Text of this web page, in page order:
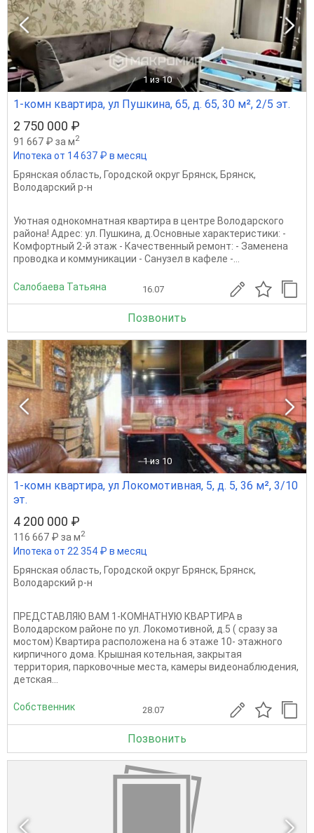
1 из 10
1-комн квартира, ул Пушкина, 65, д. 65, 30 м², 2/5 эт.
2 750 000 ₽
91 667 ₽ за м2
Ипотека от 14 637 ₽ в месяц
Брянская область, Городской округ Брянск, Брянск,
Володарский р-н
Уютная однокомнатная квартира в центре Володарского
района! Адрес: ул. Пушкина, д.Основные характеристики: -
Комфортный 2-й этаж - Качественный ремонт: - Заменена
проводка и коммуникации - Санузел в кафеле -...
Салобаева Татьяна 16.07
Позвонить
1 из 10
1-комн квартира, ул Локомотивная, 5, д. 5, 36 м², 3/10
эт.
4 200 000 ₽
116 667 ₽ за м2
Ипотека от 22 354 ₽ в месяц
Брянская область, Городской округ Брянск, Брянск,
Володарский р-н
ПРЕДСТАВЛЯЮ ВАМ 1-КОМНАТНУЮ КВАРТИРА в
Володарском районе по ул. Локомотивной, д.5 ( сразу за
мостом) Квартира расположена на 6 этаже 10- этажного
кирпичного дома. Крышная котельная, закрытая
территория, парковочные места, камеры видеонаблюдения,
детская...
Собственник 28.07
Позвонить